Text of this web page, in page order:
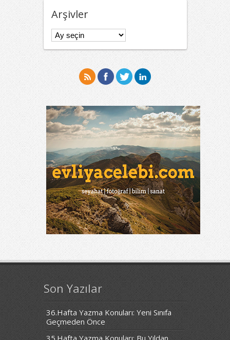
Arşivler
Arşivler
Son Yazılar
36.Hafta Yazma Konuları: Yeni Sınıfa
Geçmeden Önce
35.Hafta Yazma Konuları: Bu Yıldan